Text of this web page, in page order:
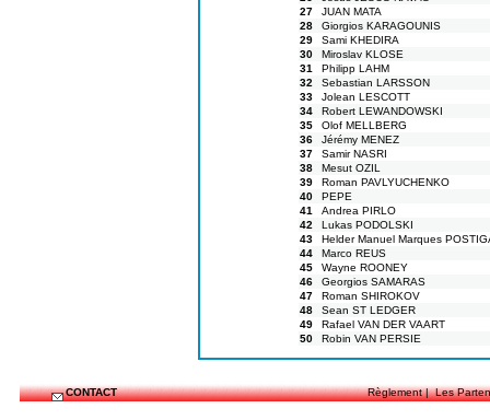
27
JUAN MATA
28
Giorgios KARAGOUNIS
29
Sami KHEDIRA
30
Miroslav KLOSE
31
Philipp LAHM
32
Sebastian LARSSON
33
Jolean LESCOTT
34
Robert LEWANDOWSKI
35
Olof MELLBERG
36
Jérémy MENEZ
37
Samir NASRI
38
Mesut OZIL
39
Roman PAVLYUCHENKO
40
PEPE
41
Andrea PIRLO
42
Lukas PODOLSKI
43
Helder Manuel Marques
44
Marco REUS
45
Wayne ROONEY
46
Georgios SAMARAS
47
Roman SHIROKOV
48
Sean ST LEDGER
49
Rafael VAN DER VAART
50
Robin VAN PERSIE
CONTACT Règlement|Les